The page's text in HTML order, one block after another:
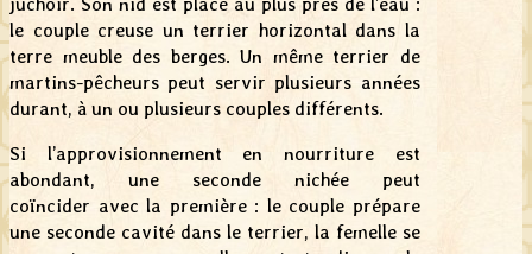
le couple creuse un terrier horizontal dans la
terre meuble des berges. Un même terrier de
martins-pêcheurs peut servir plusieurs années
durant, à un ou plusieurs couples différents.
Si l’approvisionnement en nourriture est
abondant, une seconde nichée peut
coïncider avec la première : le couple prépare
une seconde cavité dans le terrier, la femelle se